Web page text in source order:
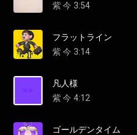
紫 今 3:54
フラットライン
紫 今 3:14
凡人様
紫 今 4:12
ゴールデンタイム